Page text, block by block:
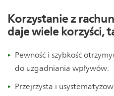
Korzystanie z
daje wiele korzyści,
Pewność i szybkość
do uzgadniania wpływów.
Przejrzysta i